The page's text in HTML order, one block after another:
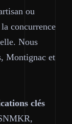
ou
concurrence
Nous
Montignac et
clés